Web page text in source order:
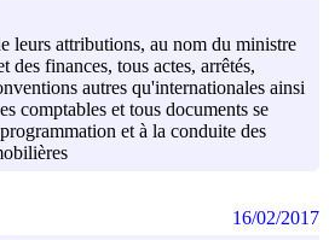
leurs attributions, au nom du ministre
des finances, tous actes, arrêtés,
autres qu'internationales ainsi
comptables et tous documents se
et à la conduite des
16/02/2017